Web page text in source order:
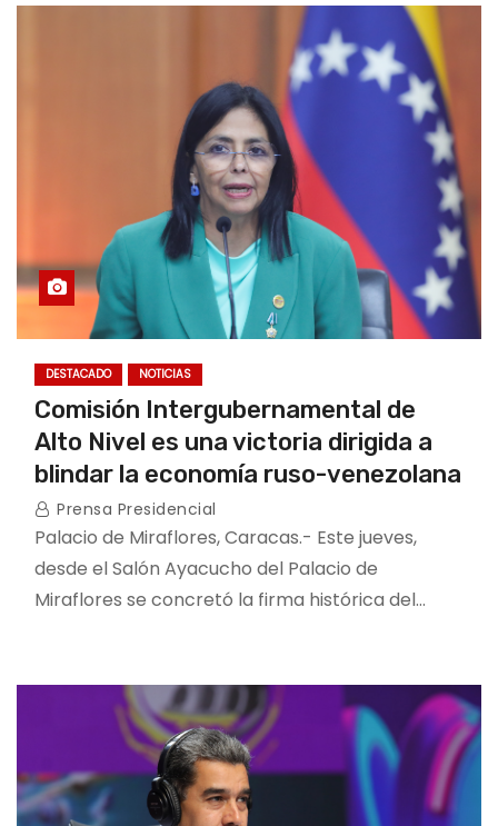
DESTACADO NOTICIAS
Comisión Intergubernamental de
Alto Nivel es una victoria dirigida a
blindar la economía ruso-venezolana
Prensa Presidencial
Palacio de Miraflores, Caracas.- Este jueves,
desde el Salón Ayacucho del Palacio de
Miraflores se concretó la firma histórica del…